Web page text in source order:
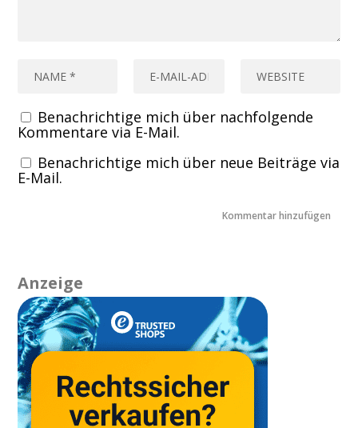
Benachrichtige mich über nachfolgende
Kommentare via E-Mail.
Benachrichtige mich über neue Beiträge via
E-Mail.
Anzeige